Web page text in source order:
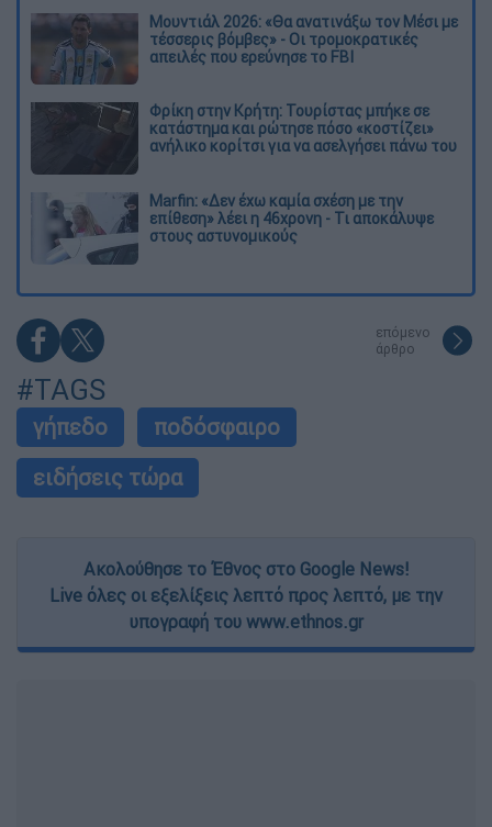
Μουντιάλ 2026: «Θα ανατινάξω τον Μέσι με
τέσσερις βόμβες» - Οι τρομοκρατικές
απειλές που ερεύνησε το FBI
Φρίκη στην Κρήτη: Τουρίστας μπήκε σε
κατάστημα και ρώτησε πόσο «κοστίζει»
ανήλικο κορίτσι για να ασελγήσει πάνω του
Marfin: «Δεν έχω καμία σχέση με την
επίθεση» λέει η 46χρονη - Τι αποκάλυψε
στους αστυνομικούς
επόμενο
άρθρο
#TAGS
γήπεδο
ποδόσφαιρο
ειδήσεις τώρα
Ακολούθησε το Έθνος στο Google News!
Live όλες οι εξελίξεις λεπτό προς λεπτό, με την
υπογραφή του www.ethnos.gr